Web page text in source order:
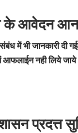
के आवेदन
में भी जानकारी दी
में आफलाईन नही लिये
प्रदत्त